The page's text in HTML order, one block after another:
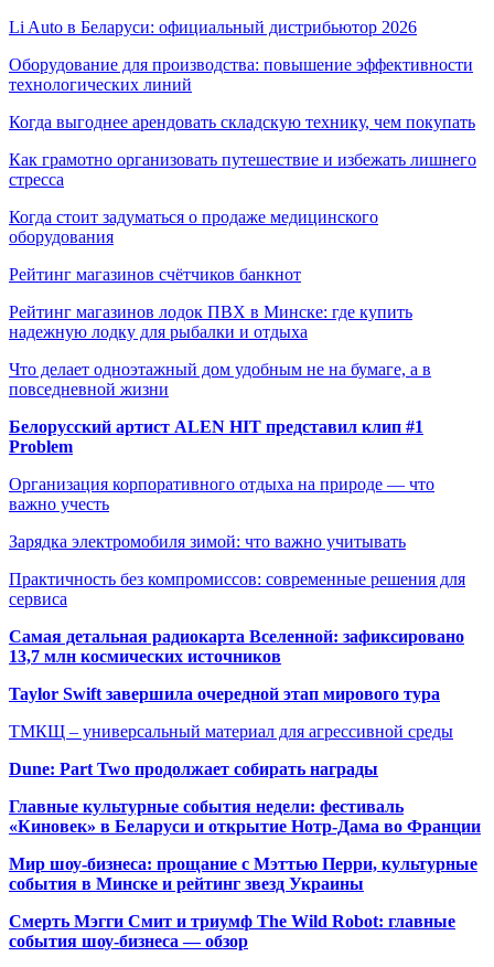
Li Auto в Беларуси: официальный дистрибьютор 2026
Оборудование для производства: повышение эффективности
технологических линий
Когда выгоднее арендовать складскую технику, чем покупать
Как грамотно организовать путешествие и избежать лишнего
стресса
Когда стоит задуматься о продаже медицинского
оборудования
Рейтинг магазинов счётчиков банкнот
Рейтинг магазинов лодок ПВХ в Минске: где купить
надежную лодку для рыбалки и отдыха
Что делает одноэтажный дом удобным не на бумаге, а в
повседневной жизни
Белорусский артист ALEN HIT представил клип #1
Problem
Организация корпоративного отдыха на природе — что
важно учесть
Зарядка электромобиля зимой: что важно учитывать
Практичность без компромиссов: современные решения для
сервиса
Самая детальная радиокарта Вселенной: зафиксировано
13,7 млн космических источников
Taylor Swift завершила очередной этап мирового тура
ТМКЩ – универсальный материал для агрессивной среды
Dune: Part Two продолжает собирать награды
Главные культурные события недели: фестиваль
«Киновек» в Беларуси и открытие Нотр-Дама во Франции
Мир шоу-бизнеса: прощание с Мэттью Перри, культурные
события в Минске и рейтинг звезд Украины
Смерть Мэгги Смит и триумф The Wild Robot: главные
события шоу-бизнеса — обзор